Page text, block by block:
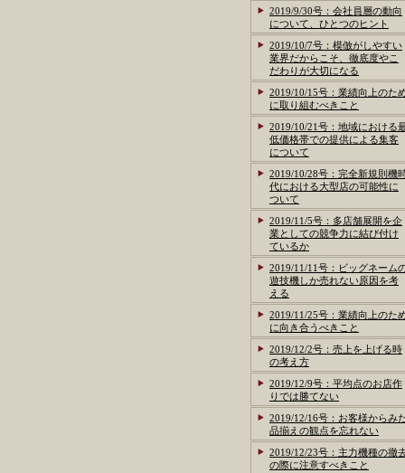
2019/9/30号：会社員層の動向
について、ひとつのヒント
2019/10/7号：模倣がしやすい
業界だからこそ、徹底度やこ
だわりが大切になる
2019/10/15号：業績向上のた
に取り組むべきこと
2019/10/21号：地域における
低価格帯での提供による集客
について
2019/10/28号：完全新規則機
代における大型店の可能性に
ついて
2019/11/5号：多店舗展開を企
業としての競争力に結び付け
ているか
2019/11/11号：ビッグネーム
遊技機しか売れない原因を考
える
2019/11/25号：業績向上のた
に向き合うべきこと
2019/12/2号：売上を上げる時
の考え方
2019/12/9号：平均点のお店作
りでは勝てない
2019/12/16号：お客様からみ
品揃えの観点を忘れない
2019/12/23号：主力機種の撤
の際に注意すべきこと